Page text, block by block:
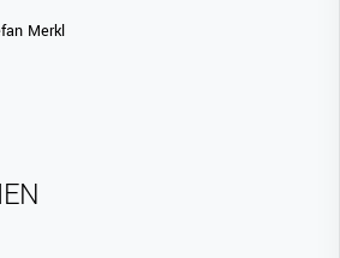
Merkl